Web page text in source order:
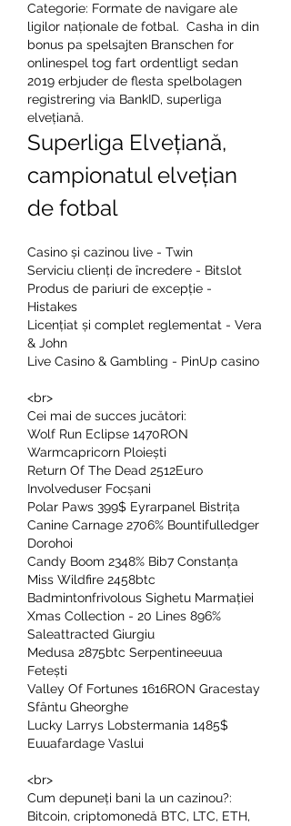
Categorie: Formate de navigare ale
ligilor naționale de fotbal.  Casha in din
bonus pa spelsajten Branschen for
onlinespel tog fart ordentligt sedan
2019 erbjuder de flesta spelbolagen
registrering via BankID, superliga
elvețiană.
Superliga Elvețiană,
campionatul elvețian
de fotbal
Casino și cazinou live - Twin
Serviciu clienți de încredere - Bitslot
Produs de pariuri de excepție -
Histakes
Licențiat și complet reglementat - Vera
& John
Live Casino & Gambling - PinUp casino
<br>
Cei mai de succes jucători:
Wolf Run Eclipse 1470RON
Warmcapricorn Ploiești
Return Of The Dead 2512Euro
Involveduser Focșani
Polar Paws 399$ Eyrarpanel Bistrița
Canine Carnage 2706% Bountifulledger
Dorohoi
Candy Boom 2348% Bib7 Constanța
Miss Wildfire 2458btc
Badmintonfrivolous Sighetu Marmației
Xmas Collection - 20 Lines 896%
Saleattracted Giurgiu
Medusa 2875btc Serpentineeuua
Fetești
Valley Of Fortunes 1616RON Gracestay
Sfântu Gheorghe
Lucky Larrys Lobstermania 1485$
Euuafardage Vaslui
<br>
Cum depuneți bani la un cazinou?:
Bitcoin, criptomonedă BTC, LTC, ETH,